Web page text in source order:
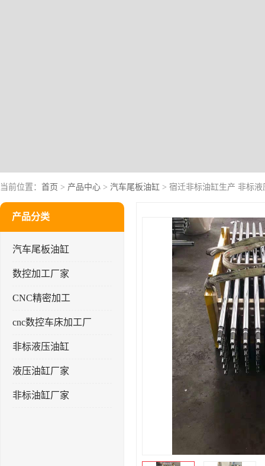
当前位置： 首页 > 产品中心 > 汽车尾板油缸 > 宿迁非标油缸生产 非标
产品分类
汽车尾板油缸
数控加工厂家
CNC精密加工
cnc数控车床加工厂
非标液压油缸
液压油缸厂家
非标油缸厂家